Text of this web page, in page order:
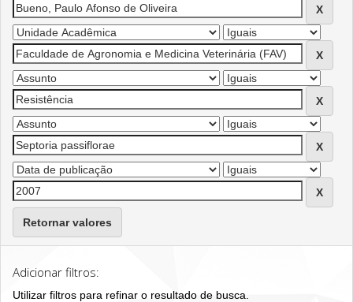
Retornar valores
Adicionar filtros:
Utilizar filtros para refinar o resultado de busca.